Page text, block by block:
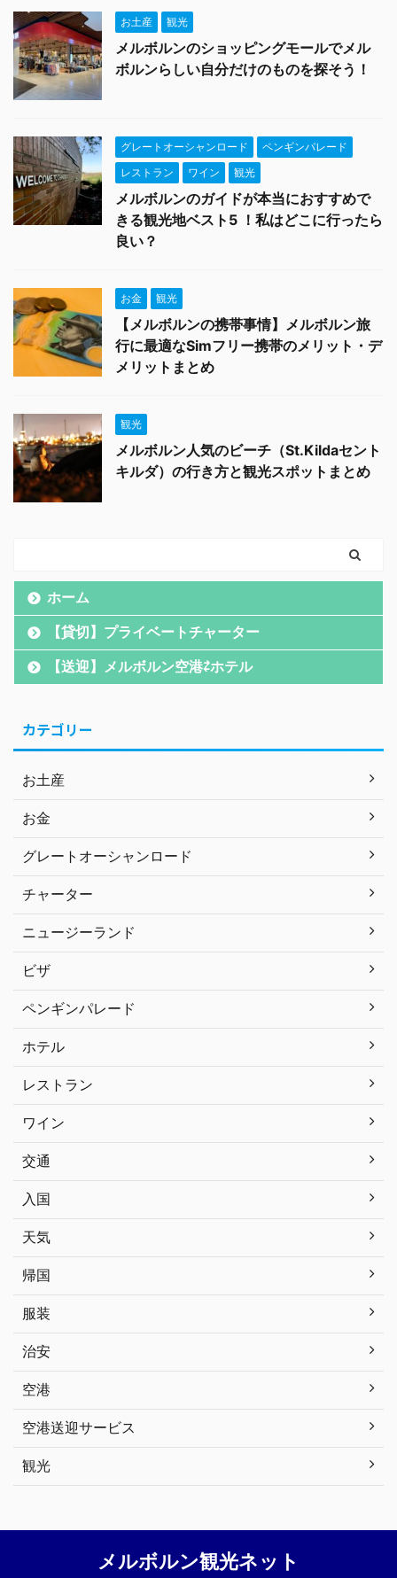
お土産 観光
メルボルンのショッピングモールでメル
ボルンらしい自分だけのものを探そう！
グレートオーシャンロード
ペンギンパレード
レストラン
ワイン 観光
メルボルンのガイドが本当におすすめで
きる観光地ベスト5 ！私はどこに行ったら
良い？
お金 観光
【メルボルンの携帯事情】メルボルン旅
行に最適なSimフリー携帯のメリット・デ
メリットまとめ
観光
メルボルン人気のビーチ（St.Kildaセント
キルダ）の行き方と観光スポットまとめ
ホーム
【貸切】プライベートチャーター
【送迎】メルボルン空港⇄ホテル
カテゴリー
お土産
お金
グレートオーシャンロード
チャーター
ニュージーランド
ビザ
ペンギンパレード
ホテル
レストラン
ワイン
交通
入国
天気
帰国
服装
治安
空港
空港送迎サービス
観光
メルボルン観光ネット